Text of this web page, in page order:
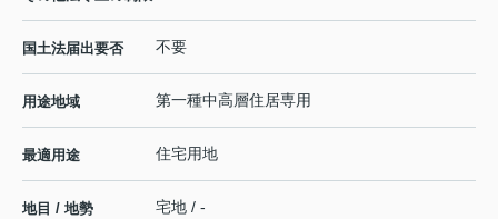
国土法届出要否 不要
用途地域 第一種中高層住居専用
最適用途 住宅用地
地目 / 地勢 宅地 / -